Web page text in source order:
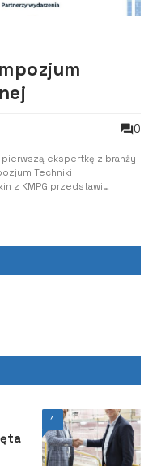
0
ekspertkę z branży
Techniki
z KMPG przedstawi
Zarejestruj się
1